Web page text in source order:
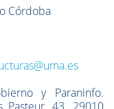
Córdoba
y Paraninfo.